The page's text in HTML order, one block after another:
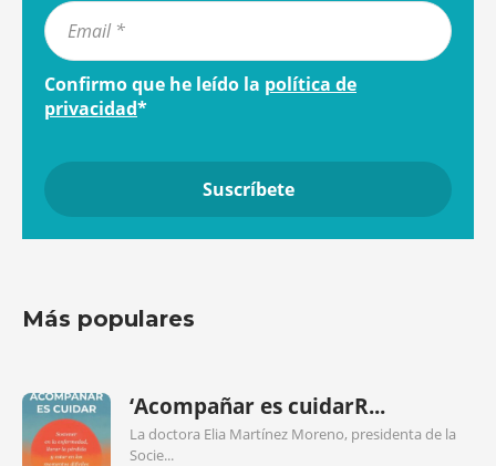
Confirmo que he leído la política de
privacidad*
Más populares
‘Acompañar es cuidarR...
La doctora Elia Martínez Moreno, presidenta de la
Socie...